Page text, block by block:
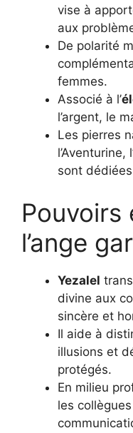
vise à
aux
De polarité
femmes.
Associé à l’
l’argent, le
Les pierres
l’Aventurine,
sont
Pouvoirs
l’ange
Yezalel
divine aux
sincère et
Il aide à
illusions et
protégés.
En milieu
les